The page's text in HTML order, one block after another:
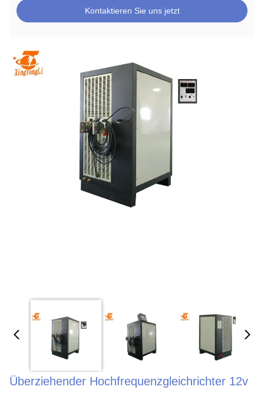
Kontaktieren Sie uns jetzt
Überziehender Hochfrequenzgleichrichter 12v